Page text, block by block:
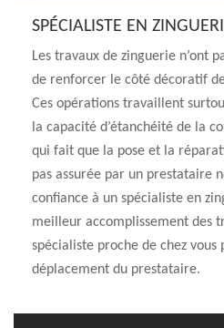
SPÉCIALISTE EN
Les travaux de zinguerie n’ont
de renforcer le côté décoratif
Ces opérations travaillent
la capacité d’étanchéité de la
qui fait que la pose et la
pas assurée par un prestataire
confiance à un spécialiste en
meilleur accomplissement des
spécialiste proche de chez
déplacement du prestataire.